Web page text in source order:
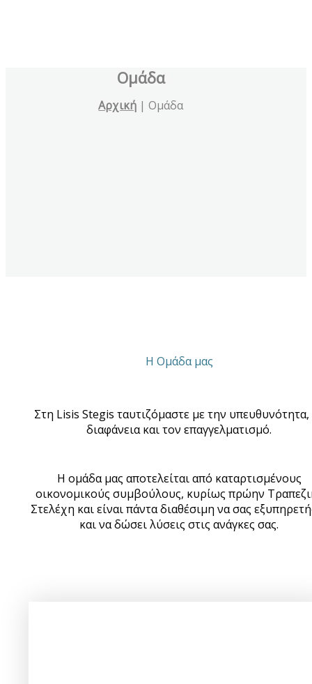
Ομάδα
Αρχική |Ομάδα
H Ομάδα μας
Στη Lisis Stegis ταυτιζόμαστε με την υπευθυνότητα,
διαφάνεια και τον επαγγελματισμό.
Η ομάδα μας αποτελείται από καταρτισμένους
οικονομικούς συμβούλους, κυρίως πρώην
Στελέχη και είναι πάντα διαθέσιμη να σας
και να δώσει λύσεις στις ανάγκες σας.